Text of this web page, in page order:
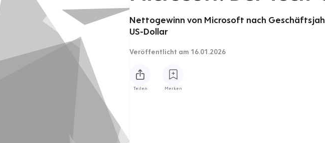
Nettogewinn von Microsoft nach
US-Dollar
Veröffentlicht am 16.01.2026
Teilen Merken